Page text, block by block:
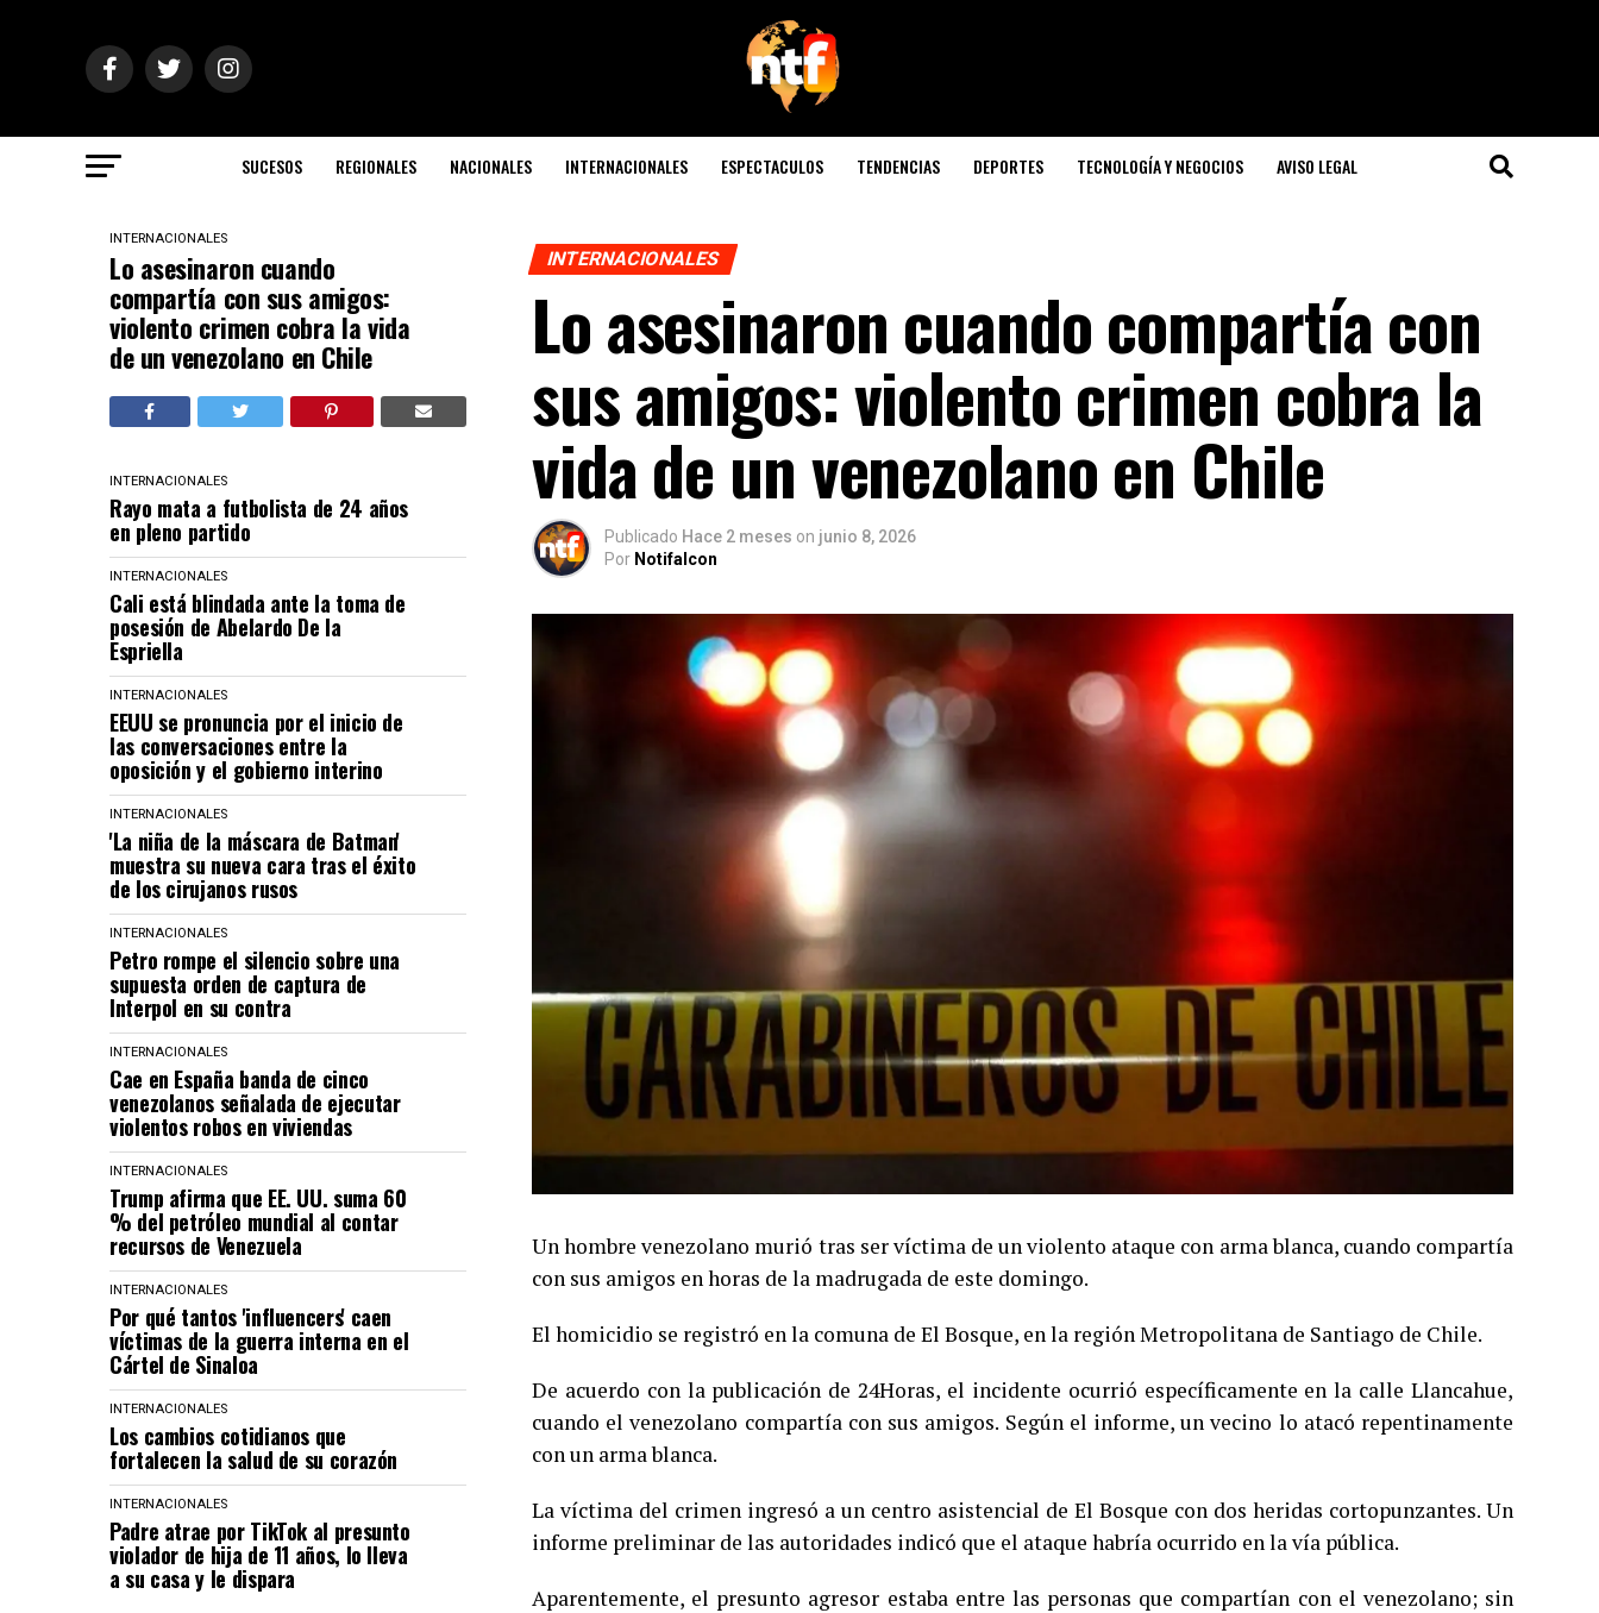
SUCESOS REGIONALES NACIONALES INTERNACIONALES ESPECTACULOS TENDENCIAS DEPORTES TECNOLOGÍA Y NEGOCIOS AVISO LEGAL
INTERNACIONALES
Lo asesinaron cuando
compartía con sus amigos:
violento crimen cobra la vida
de un venezolano en Chile
INTERNACIONALES
Rayo mata a futbolista de 24 años
en pleno partido
INTERNACIONALES
Cali está blindada ante la toma de
posesión de Abelardo De la
Espriella
INTERNACIONALES
EEUU se pronuncia por el inicio de
las conversaciones entre la
oposición y el gobierno interino
INTERNACIONALES
'La niña de la máscara de Batman'
muestra su nueva cara tras el éxito
de los cirujanos rusos
INTERNACIONALES
Petro rompe el silencio sobre una
supuesta orden de captura de
Interpol en su contra
INTERNACIONALES
Cae en España banda de cinco
venezolanos señalada de ejecutar
violentos robos en viviendas
INTERNACIONALES
Trump afirma que EE. UU. suma 60
% del petróleo mundial al contar
recursos de Venezuela
INTERNACIONALES
Por qué tantos 'influencers' caen
víctimas de la guerra interna en el
Cártel de Sinaloa
INTERNACIONALES
Los cambios cotidianos que
fortalecen la salud de su corazón
INTERNACIONALES
Padre atrae por TikTok al presunto
violador de hija de 11 años, lo lleva
a su casa y le dispara
INTERNACIONALES
Lo asesinaron cuando compartía con
sus amigos: violento crimen cobra la
vida de un venezolano en Chile
Publicado Hace 2 meses on junio 8, 2026
Por Notifalcon
Un hombre venezolano murió tras ser víctima de un violento ataque con arma blanca, cuando compartía
con sus amigos en horas de la madrugada de este domingo.
El homicidio se registró en la comuna de El Bosque, en la región Metropolitana de Santiago de Chile.
De acuerdo con la publicación de 24Horas, el incidente ocurrió específicamente en la calle Llancahue,
cuando el venezolano compartía con sus amigos. Según el informe, un vecino lo atacó repentinamente
con un arma blanca.
La víctima del crimen ingresó a un centro asistencial de El Bosque con dos heridas cortopunzantes. Un
informe preliminar de las autoridades indicó que el ataque habría ocurrido en la vía pública.
Aparentemente, el presunto agresor estaba entre las personas que compartían con el venezolano; sin